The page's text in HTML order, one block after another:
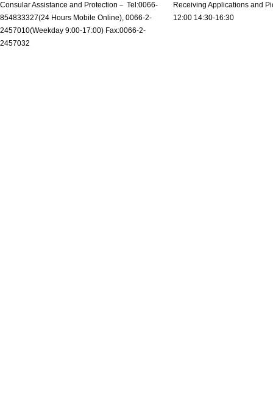
Consular Assistance and Protection－ Tel:0066-
854833327(24 Hours Mobile Online), 0066-2-
2457010(Weekday 9:00-17:00) Fax:0066-2-
2457032
Receiving Applications and
12:00 14:30-16:30